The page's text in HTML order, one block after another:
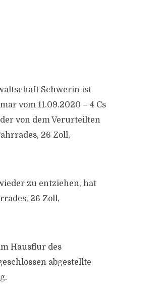
Schwerin ist
vom 11.09.2020 – 4 Cs
von dem Verurteilten
26 Zoll,
zu entziehen, hat
26 Zoll,
Hausflur des
abgestellte